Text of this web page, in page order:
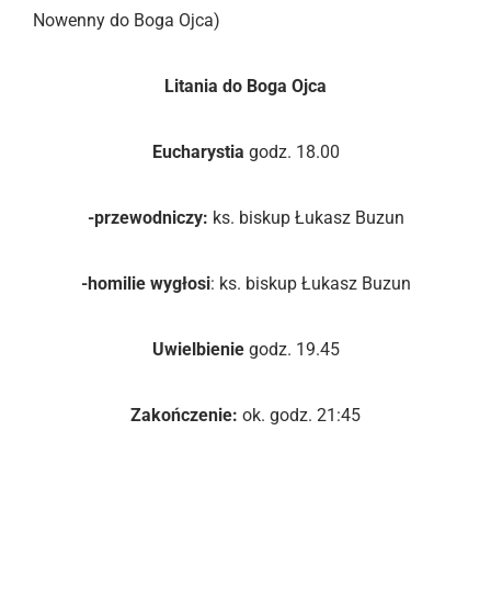
Nowenny do Boga Ojca)
Litania do Boga Ojca
Eucharystia godz. 18.00
-przewodniczy: ks. biskup Łukasz Buzun
-homilie wygłosi: ks. biskup Łukasz Buzun
Uwielbieniegodz. 19.45
Zakończenie: ok. godz. 21:45